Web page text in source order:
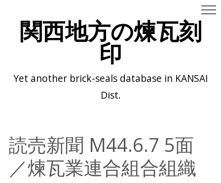
関西地方の煉瓦刻
印
Yet another brick-seals database in KANSAI
Dist.
読売新聞 M44.6.7 5面
／煉瓦業連合組合組織